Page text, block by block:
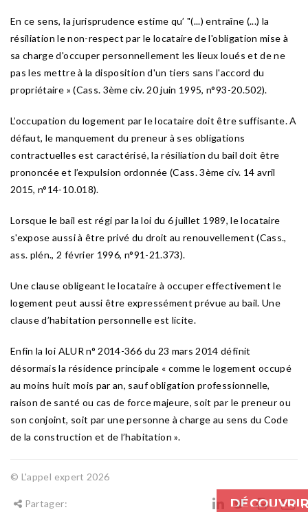
En ce sens, la jurisprudence estime qu’ "(...) entraîne (...) la
résiliation le non-respect par le locataire de l'obligation mise à
sa charge d'occuper personnellement les lieux loués et de ne
pas les mettre à la disposition d'un tiers sans l'accord du
propriétaire » (Cass. 3ème civ. 20 juin 1995, n°93-20.502).
L’occupation du logement par le locataire doit être suffisante. A
défaut, le manquement du preneur à ses obligations
contractuelles est caractérisé, la résiliation du bail doit être
prononcée et l’expulsion ordonnée (Cass. 3ème civ. 14 avril
2015, n°14-10.018).
Lorsque le bail est régi par la loi du 6 juillet 1989, le locataire
s'expose aussi à être privé du droit au renouvellement (Cass.,
ass. plén., 2 février 1996, n°91-21.373).
Une clause obligeant le locataire à occuper effectivement le
logement peut aussi être expressément prévue au bail. Une
clause d’habitation personnelle est licite.
Enfin la loi ALUR n° 2014-366 du 23 mars 2014 définit
désormais la résidence principale « comme le logement occupé
au moins huit mois par an, sauf obligation professionnelle,
raison de santé ou cas de force majeure, soit par le preneur ou
son conjoint, soit par une personne à charge au sens du Code
de la construction et de l’habitation ».
© L'appel expert 2026
Partager: